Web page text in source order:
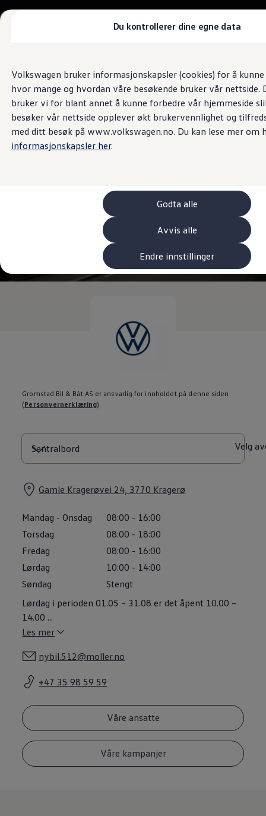
Du kontrollerer dine egne data
Volkswagen bruker informasjonskapsler (cookies) for å
hvor mange og hvordan våre besøkende bruker vår nettside.
bruker vi for blant annet å kunne forbedre vår hjemmeside
besøker vår nettside opplever økt brukervennlighet og
med ditt besøk på www.volkswagen.no. Du kan lese mer om
informasjonskapsler her.
Godta alle
Avvis alle
Endre innstillinger
hovedinnhold
til
footer
ID. Buzz GTX Lang Varebil
Kampanjer
ID. Polo
ID.3
ID.3 Neo
ID.4
ID.7 Tourer
Våre varebiler
Prislister
Varebiler med firehjulstrekk
Kundeløfter
Connect Pro
Lease eller kjøpe bil
Hjemmelading
Hurtiglading
Ruteplanlegger
Rekkevidde-kalkulator
Ladekalkulator
Oppgitt vs. faktisk rekkevidde
Min Volkswagen
Biltilbehør
Programvareoppdateringer
Instruksjonsbok
Kundeinformasjon
Varsellamper
Digitale tjenester
Apper og tjenester
App-Connect
Bilhold
Bilservice
Nybilgaranti
Verkstedtjenester
Service på elbil
Serviceavtale
Hvorfor velge merkeverksted
Gromstad Bil & Båt
4.8|392 kundeanmeldelser
Gromstad Bil & Båt AS er ansvarlig for innholdet på denne siden
(Personvernerklæring)
Velg
Gamle Kragerøvei 24, 3770 Kragerø
nybil.512@moller.no
+47 35 98 59 59
Mandag -Onsdag 08:00 - 16:00
Torsdag
08:00 - 18:00
Fredag
08:00 - 16:00
Lørdag
10:00 - 14:00
Søndag
Stengt
Lørdag i perioden 01.05 – 31.08 er det åpent 10.00 –
14.00 ...
Les mer
Våre ansatte
Våre kampanjer